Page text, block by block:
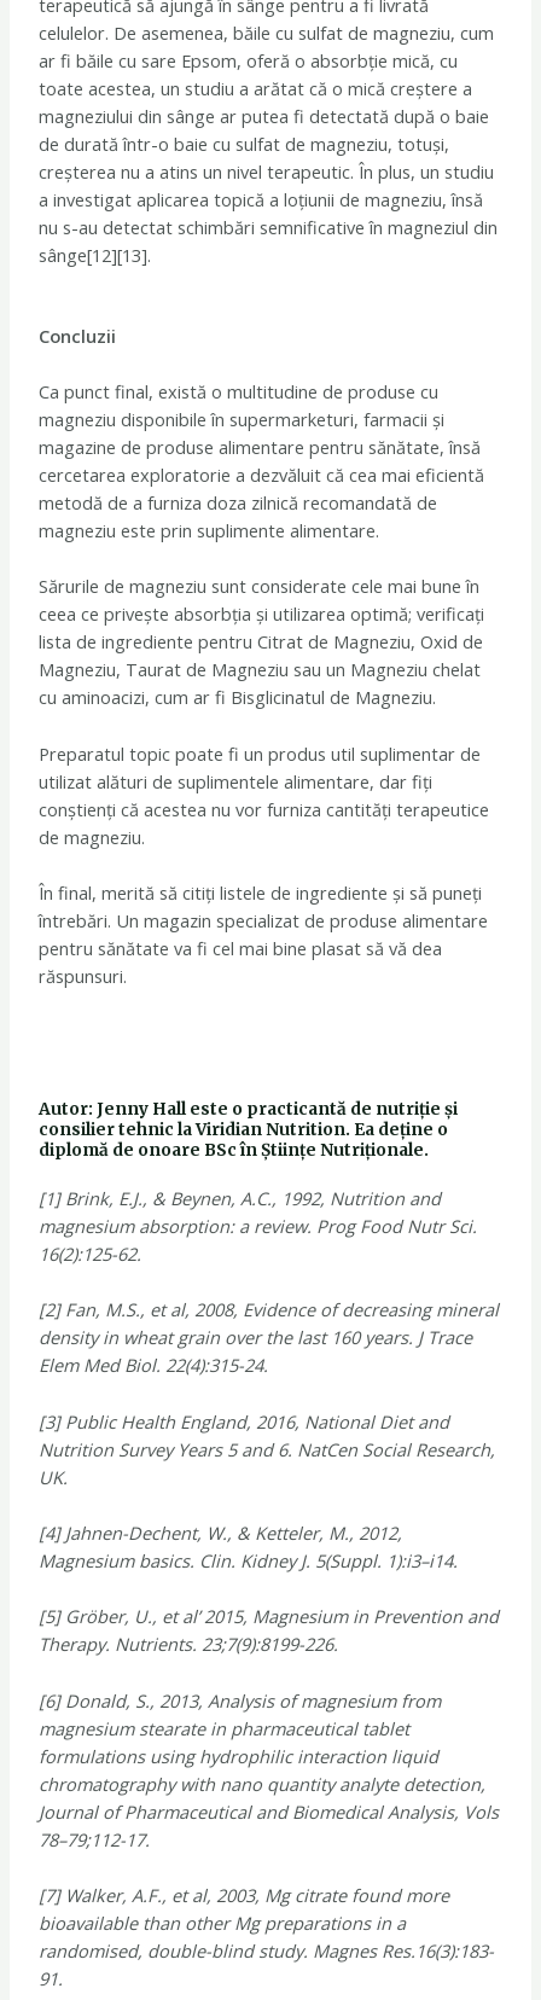
terapeutică să ajungă în sânge pentru a fi livrată
celulelor. De asemenea, băile cu sulfat de magneziu, cum
ar fi băile cu sare Epsom, oferă o absorbție mică, cu
toate acestea, un studiu a arătat că o mică creștere a
magneziului din sânge ar putea fi detectată după o baie
de durată într-o baie cu sulfat de magneziu, totuși,
creșterea nu a atins un nivel terapeutic. În plus, un studiu
a investigat aplicarea topică a loțiunii de magneziu, însă
nu s-au detectat schimbări semnificative în magneziul din
sânge[12][13].
Concluzii
Ca punct final, există o multitudine de produse cu
magneziu disponibile în supermarketuri, farmacii și
magazine de produse alimentare pentru sănătate, însă
cercetarea exploratorie a dezvăluit că cea mai eficientă
metodă de a furniza doza zilnică recomandată de
magneziu este prin suplimente alimentare.
Sărurile de magneziu sunt considerate cele mai bune în
ceea ce privește absorbția și utilizarea optimă; verificați
lista de ingrediente pentru Citrat de Magneziu, Oxid de
Magneziu, Taurat de Magneziu sau un Magneziu chelat
cu aminoacizi, cum ar fi Bisglicinatul de Magneziu.
Preparatul topic poate fi un produs util suplimentar de
utilizat alături de suplimentele alimentare, dar fiți
conștienți că acestea nu vor furniza cantități terapeutice
de magneziu.
În final, merită să citiți listele de ingrediente și să puneți
întrebări. Un magazin specializat de produse alimentare
pentru sănătate va fi cel mai bine plasat să vă dea
răspunsuri.
Autor: Jenny Hall este o practicantă de nutriție și
consilier tehnic la Viridian Nutrition. Ea deține o
diplomă de onoare BSc în Științe Nutriționale.
[1] Brink, E.J., & Beynen, A.C., 1992, Nutrition and
magnesium absorption: a review. Prog Food Nutr Sci.
16(2):125-62.
[2] Fan, M.S., et al, 2008, Evidence of decreasing mineral
density in wheat grain over the last 160 years. J Trace
Elem Med Biol. 22(4):315-24.
[3] Public Health England, 2016, National Diet and
Nutrition Survey Years 5 and 6. NatCen Social Research,
UK.
[4] Jahnen-Dechent, W., & Ketteler, M., 2012,
Magnesium basics. Clin. Kidney J. 5(Suppl. 1):i3–i14.
[5] Gröber, U., et al’ 2015, Magnesium in Prevention and
Therapy. Nutrients. 23;7(9):8199-226.
[6] Donald, S., 2013, Analysis of magnesium from
magnesium stearate in pharmaceutical tablet
formulations using hydrophilic interaction liquid
chromatography with nano quantity analyte detection,
Journal of Pharmaceutical and Biomedical Analysis, Vols
78–79;112-17.
[7] Walker, A.F., et al, 2003, Mg citrate found more
bioavailable than other Mg preparations in a
randomised, double-blind study. Magnes Res.16(3):183-
91.